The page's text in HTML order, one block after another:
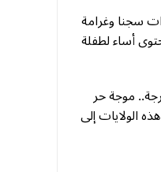
3 سنوات سجنا وغرامة
أساء لطفلة
إلى 45 درجة.. موجة حر
الولايات إلى